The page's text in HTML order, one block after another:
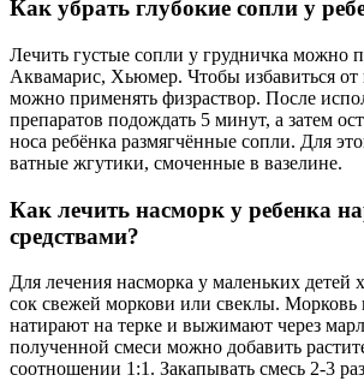
Как убрать глубокие сопли у
Лечить густые сопли у грудничка можно
Аквамарис, Хьюмер. Чтобы избавиться от
можно применять физраствор. После
препаратов подождать 5 минут, а затем
носа ребёнка размягчённые сопли. Для
ватные жгутики, смоченные в вазелине.
Как лечить насморк у ребенка
средствами?
Для лечения насморка у маленьких детей
сок свежей моркови или свеклы. Морковь
натирают на терке и выжимают через
полученной смеси можно добавить
соотношении 1:1. Закапывать смесь 2-3